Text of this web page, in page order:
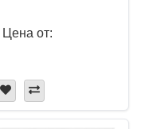
Цена от: